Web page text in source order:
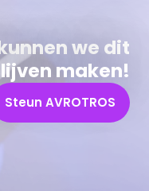
we dit
maken!
Steun AVROTROS